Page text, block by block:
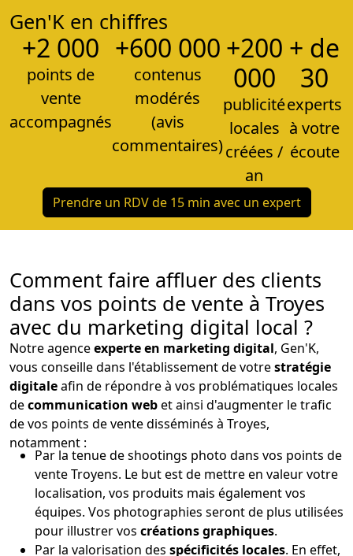
Gen'K en chiffres
+2 000
points de
vente
accompagnés
+600 000
contenus
modérés
(avis
commentaires)
+200
000
publicité
locales
créées /
an
+ de
30
experts
à votre
écoute
Prendre un RDV de 15 min avec un expert
Comment faire affluer des clients
dans vos points de vente à Troyes
avec du marketing digital local ?
Notre agenceexperte en marketing digital, Gen'K,
vous conseille dans l'établissement de votrestratégie
digitaleafin de répondre à vos problématiques locales
decommunication webet ainsi d'augmenter le trafic
de vos points de vente disséminés à Troyes,
notamment :
Par la tenue de shootings photo dans vos points de
vente Troyens. Le but est de mettre en valeur votre
localisation, vos produits mais également vos
équipes. Vos photographies seront de plus utilisées
pour illustrer vos créations graphiques.
Par la valorisation des spécificités locales. En effet,